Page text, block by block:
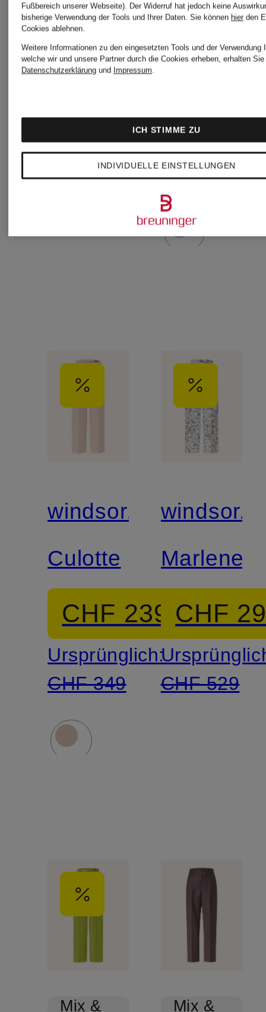
CHF 269
mit
CHF 399
windsor.
Culotte
CHF 239
Ursprünglich:
CHF 349
windsor.
CHF
CHF 529
Mix & Mix &
Fußbereich unserer Webseite). Der Widerruf hat jedoch keine
bisherige Verwendung der Tools und Ihrer Daten. Sie können hier den
Cookies ablehnen.
Weitere Informationen zu den eingesetzten Tools und der Verwendung
welche wir und unsere Partner durch die Cookies erheben, erhalten
Datenschutzerklärung und Impressum.
INDIVIDUELLE EINSTELLUNGEN
ICH STIMME ZU